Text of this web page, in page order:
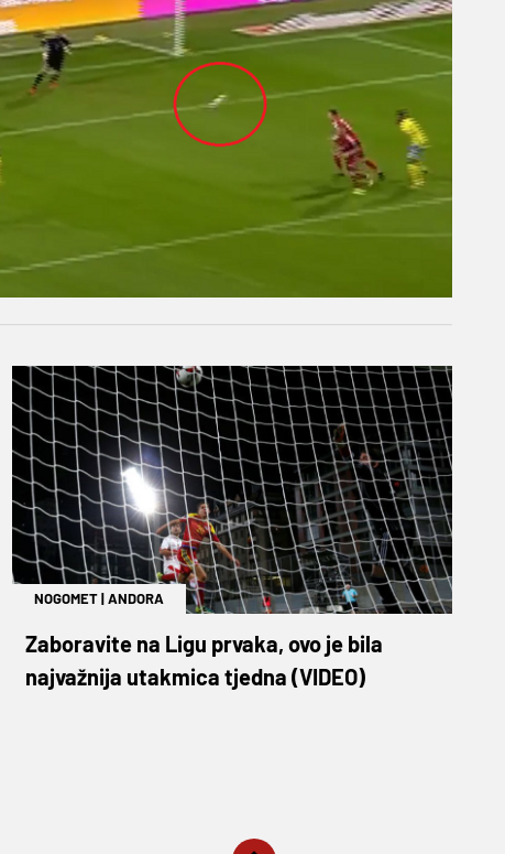
NOGOMET|ANDORA
Zaboravite na Ligu prvaka, ovo je bila
najvažnija utakmica tjedna (VIDEO)